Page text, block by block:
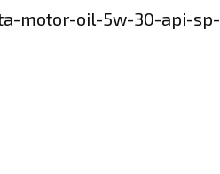
motor-oil-5w-30-api-sp-